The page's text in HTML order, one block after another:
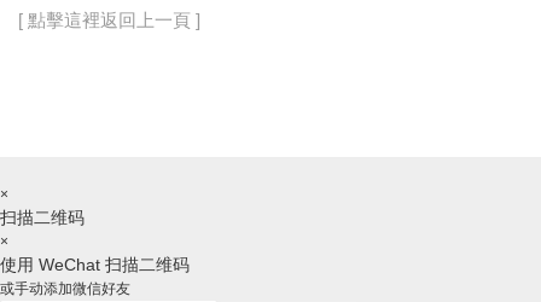
[ 點擊這裡返回上一頁 ]
×
扫描二维码
×
使用 WeChat 扫描二维码
或手动添加微信好友